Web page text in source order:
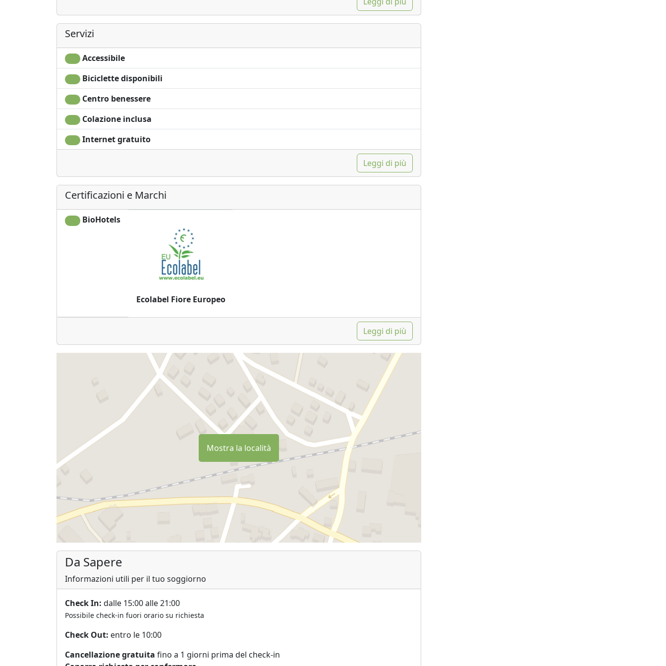
Servizi
Accessibile
Biciclette disponibili
Centro benessere
Colazione inclusa
Internet gratuito
Leggi di più
Certificazioni e Marchi
BioHotels
Ecolabel Fiore Europeo
Leggi di più
Mostra la località
Da Sapere
Informazioni utili per il tuo soggiorno
Check In: dalle 15:00 alle 21:00
Possibile check-in fuori orario su richiesta
Check Out: entro le 10:00
Cancellazione gratuita fino a 1 giorni prima del check-in